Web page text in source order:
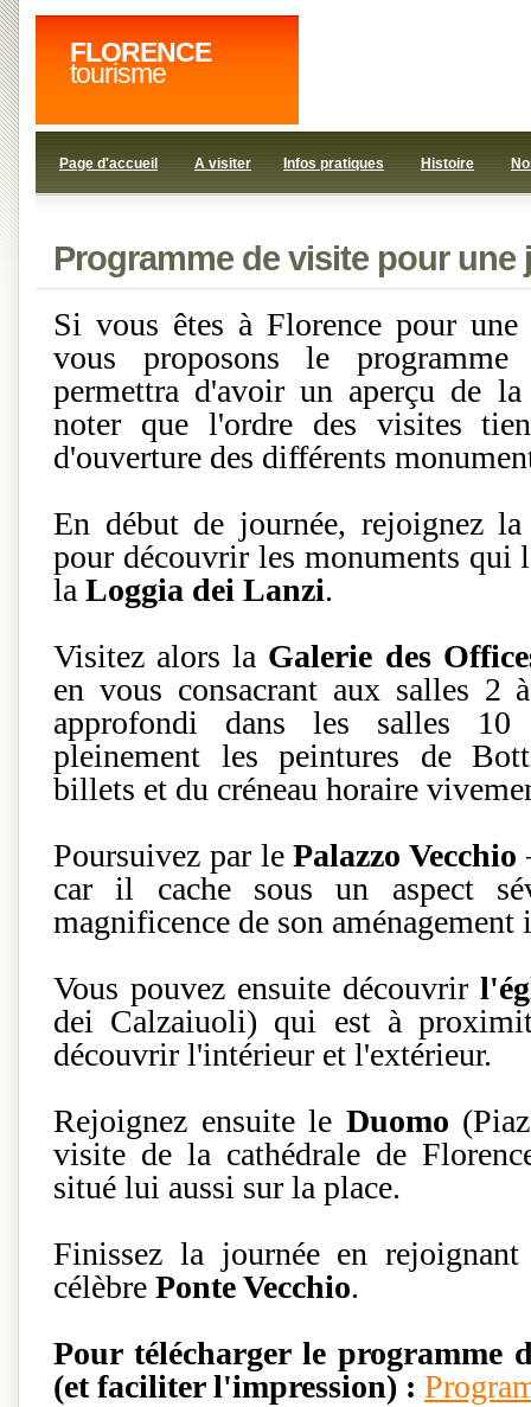
FLORENCE
tourisme
Page d'accueil A visiter Infos pratiques Histoire
Programme de visite pour une
Si vous êtes à Florence pour
vous proposons le
permettra d'avoir un aperçu de
noter que l'ordre des visites
d'ouverture des différents
En début de journée, rejoignez
pour découvrir les monuments qui
la Loggia dei Lanzi.
Visitez alors la Galerie des
en vous consacrant aux salles 2
approfondi dans les salles
pleinement les peintures de
billets et du créneau horaire
Poursuivez par lePalazzo Vecchio
car il cache sous un aspect
magnificence de son aménagement
Vous pouvez ensuite découvrir
dei Calzaiuoli) qui est à
découvrir l'intérieur et l'extérieur.
Rejoignez ensuite le Duomo
visite de la cathédrale de
situé lui aussi sur la place.
Finissez la journée en
célèbre Ponte Vecchio.
Pour télécharger le programme
(et faciliter l'impression) :